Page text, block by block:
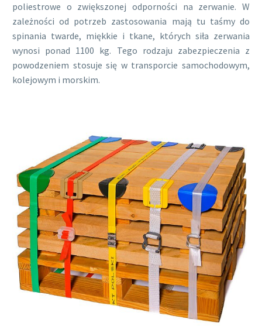
poliestrowe o zwiększonej odporności na zerwanie. W
zależności od potrzeb zastosowania mają tu taśmy do
spinania twarde, miękkie i tkane, których siła zerwania
wynosi ponad 1100 kg. Tego rodzaju zabezpieczenia z
powodzeniem stosuje się w transporcie samochodowym,
kolejowym i morskim.